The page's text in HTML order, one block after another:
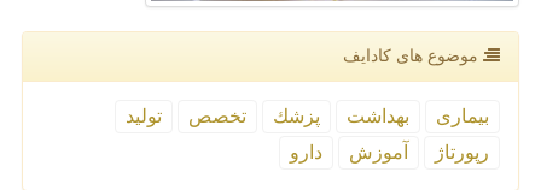
موضوع های كادایف
بیماری بهداشت پزشك تخصص
تولید
رپورتاژ
آموزش دارو